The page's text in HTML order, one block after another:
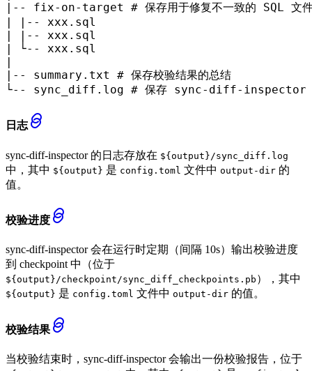
|-- fix-on-target # 保存用于修复不一致的 SQL 文
| |-- xxx.sql
| |-- xxx.sql
| └-- xxx.sql
|-- summary.txt # 保存校验结果的总结
└-- sync_diff.log # 保存 sync-diff-inspector 执行
日志
sync-diff-inspector 的日志存放在 ${output}/sync_diff.log
中，其中 ${output} 是 config.toml 文件中 output-dir 的
值。
校验进度
sync-diff-inspector 会在运行时定期（间隔 10s）输出校验进度
到 checkpoint 中（位于
${output}/checkpoint/sync_diff_checkpoints.pb ），其中
${output} 是 config.toml 文件中 output-dir 的值。
校验结果
当校验结束时，sync-diff-inspector 会输出一份校验报告，位于